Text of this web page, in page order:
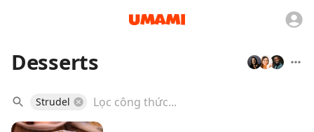
Desserts
Strudel